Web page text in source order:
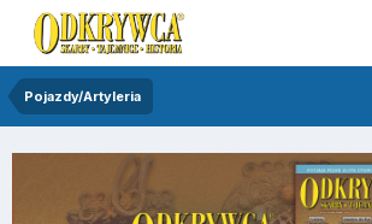
Pojazdy/Artyleria